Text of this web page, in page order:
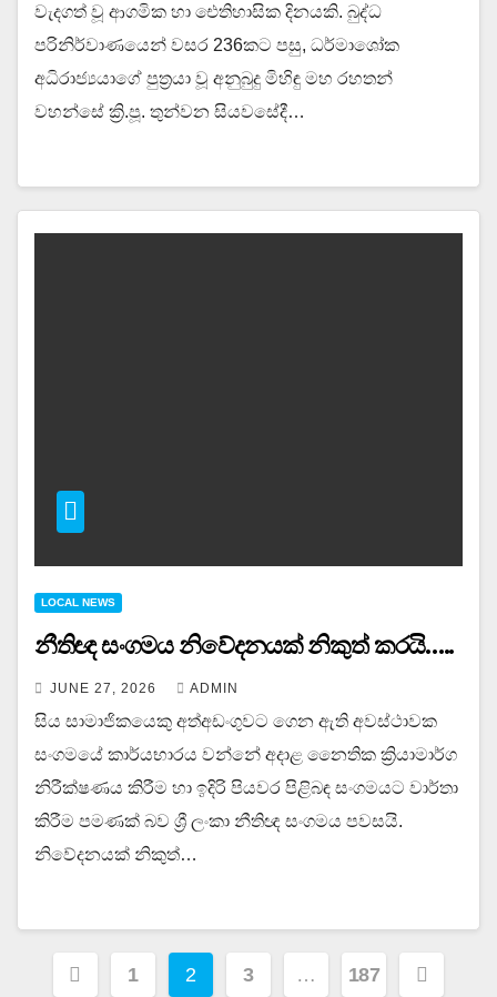
වැදගත් වූ ආගමික හා ඓතිහාසික දිනයකි. බුද්ධ
පරිනිර්වාණයෙන් වසර 236කට පසු, ධර්මාශෝක
අධිරාජ්‍යයාගේ පුත්‍රයා වූ අනුබුදු මිහිඳු මහ රහතන්
වහන්සේ ක්‍රි.පූ. තුන්වන සියවසේදී…
LOCAL NEWS
නීතිඥ සංගමය නිවේදනයක් නිකුත් කරයි…..
JUNE 27, 2026 ADMIN
සිය සාමාජිකයෙකු අත්අඩංගුවට ගෙන ඇති අවස්ථාවක
සංගමයේ කාර්යභාරය වන්නේ අදාළ නෛතික ක්‍රියාමාර්ග
නිරීක්ෂණය කිරීම හා ඉදිරි පියවර පිළිබඳ සංගමයට වාර්තා
කිරීම පමණක් බව ශ්‍රී ලංකා නීතිඥ සංගමය පවසයි.
නිවේදනයක් නිකුත්…
Posts
1 2 3 … 187